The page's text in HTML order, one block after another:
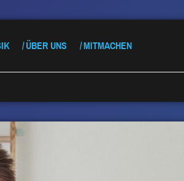
ÜBER UNS MITMACHEN